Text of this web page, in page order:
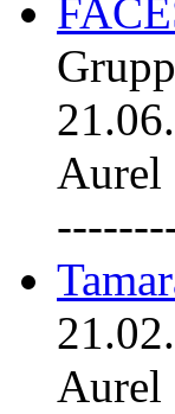
Aurel
Aurel